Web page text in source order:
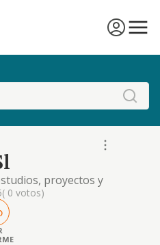
proyectos y
clase de obras.
( 0 votos)